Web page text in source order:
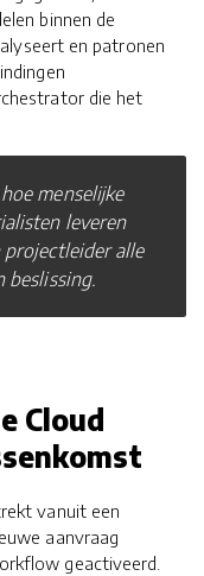
binnen de
en patronen
die het
menselijke
leveren
projectleider alle
Cloud
vanuit een
aanvraag
geactiveerd.